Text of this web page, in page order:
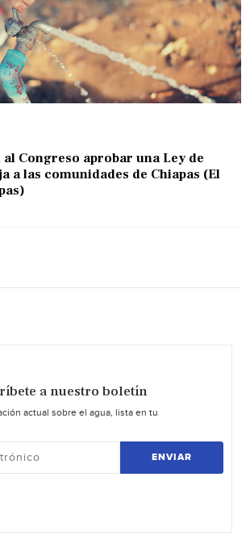
al Congreso aprobar una Ley de
a las comunidades de Chiapas (El
a nuestro boletín
actual sobre el agua, lista en tu
ENVIAR